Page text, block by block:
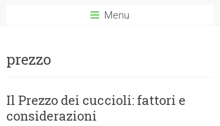
Menu
prezzo
Il Prezzo dei cuccioli: fattori e
considerazioni